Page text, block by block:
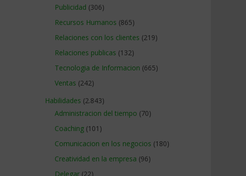
Publicidad (306)
Recursos Humanos (865)
Relaciones con los clientes (219)
Relaciones publicas (132)
Tecnologia de Informacion (665)
Ventas (242)
Habilidades (2.843)
Administracion del tiempo (70)
Coaching (101)
Comunicacion en los negocios (180)
Creatividad en la empresa (96)
Delegar (22)